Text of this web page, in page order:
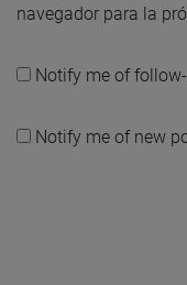
navegador para la
Notify me of
Notify me of new